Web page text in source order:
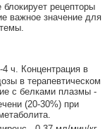
рецепторы
важное значение для
4 ч. Концентрация в
в терапевтическом
с белками плазмы -
(20-30%) при